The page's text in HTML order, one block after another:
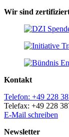
Wir sind
Kontakt
Telefon: +49 228
Telefax: +49 228
E-Mail schreiben
Newsletter